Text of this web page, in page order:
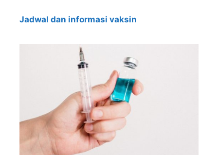
Jadwal dan informasi vaksin